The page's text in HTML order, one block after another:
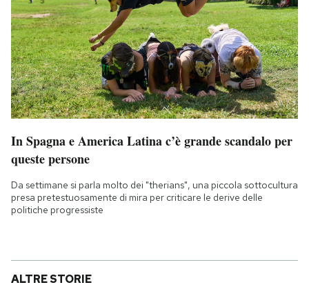
In Spagna e America Latina c’è grande scandalo per
queste persone
Da settimane si parla molto dei "therians", una piccola sottocultura
presa pretestuosamente di mira per criticare le derive delle
politiche progressiste
ALTRE STORIE